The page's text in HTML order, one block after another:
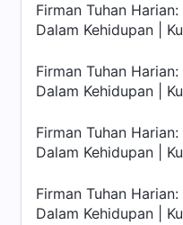
Firman Tuhan
Dalam Kehidupan |
Firman Tuhan
Dalam Kehidupan |
Firman Tuhan
Dalam Kehidupan |
Firman Tuhan
Dalam Kehidupan |